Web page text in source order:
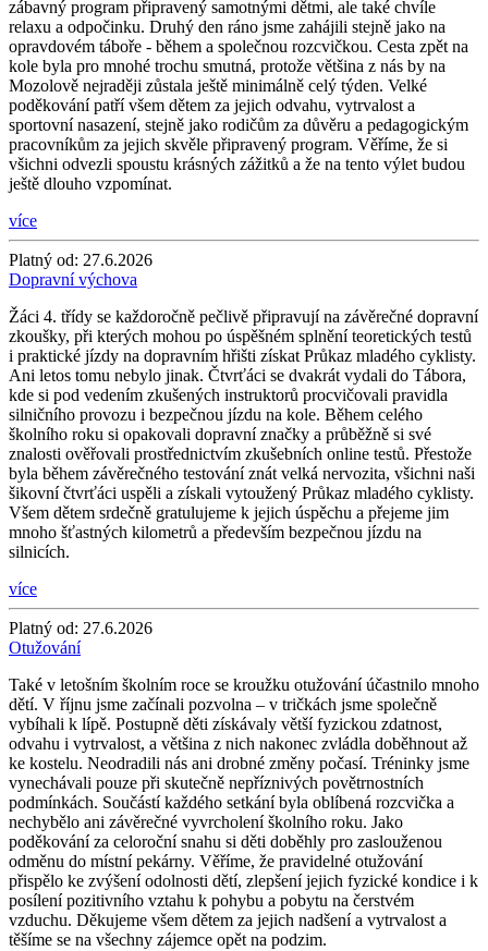
zábavný program připravený samotnými dětmi, ale také chvíle
relaxu a odpočinku. Druhý den ráno jsme zahájili stejně jako na
opravdovém táboře - během a společnou rozcvičkou. Cesta zpět na
kole byla pro mnohé trochu smutná, protože většina z nás by na
Mozolově nejraději zůstala ještě minimálně celý týden. Velké
poděkování patří všem dětem za jejich odvahu, vytrvalost a
sportovní nasazení, stejně jako rodičům za důvěru a pedagogickým
pracovníkům za jejich skvěle připravený program. Věříme, že si
všichni odvezli spoustu krásných zážitků a že na tento výlet budou
ještě dlouho vzpomínat.
více
Platný od: 27.6.2026
Dopravní výchova
Žáci 4. třídy se každoročně pečlivě připravují na závěrečné dopravní
zkoušky, při kterých mohou po úspěšném splnění teoretických testů
i praktické jízdy na dopravním hřišti získat Průkaz mladého cyklisty.
Ani letos tomu nebylo jinak. Čtvrťáci se dvakrát vydali do Tábora,
kde si pod vedením zkušených instruktorů procvičovali pravidla
silničního provozu i bezpečnou jízdu na kole. Během celého
školního roku si opakovali dopravní značky a průběžně si své
znalosti ověřovali prostřednictvím zkušebních online testů. Přestože
byla během závěrečného testování znát velká nervozita, všichni naši
šikovní čtvrťáci uspěli a získali vytoužený Průkaz mladého cyklisty.
Všem dětem srdečně gratulujeme k jejich úspěchu a přejeme jim
mnoho šťastných kilometrů a především bezpečnou jízdu na
silnicích.
více
Platný od: 27.6.2026
Otužování
Také v letošním školním roce se kroužku otužování účastnilo mnoho
dětí. V říjnu jsme začínali pozvolna – v tričkách jsme společně
vybíhali k lípě. Postupně děti získávaly větší fyzickou zdatnost,
odvahu i vytrvalost, a většina z nich nakonec zvládla doběhnout až
ke kostelu. Neodradili nás ani drobné změny počasí. Tréninky jsme
vynechávali pouze při skutečně nepříznivých povětrnostních
podmínkách. Součástí každého setkání byla oblíbená rozcvička a
nechybělo ani závěrečné vyvrcholení školního roku. Jako
poděkování za celoroční snahu si děti doběhly pro zaslouženou
odměnu do místní pekárny. Věříme, že pravidelné otužování
přispělo ke zvýšení odolnosti dětí, zlepšení jejich fyzické kondice i k
posílení pozitivního vztahu k pohybu a pobytu na čerstvém
vzduchu. Děkujeme všem dětem za jejich nadšení a vytrvalost a
těšíme se na všechny zájemce opět na podzim.